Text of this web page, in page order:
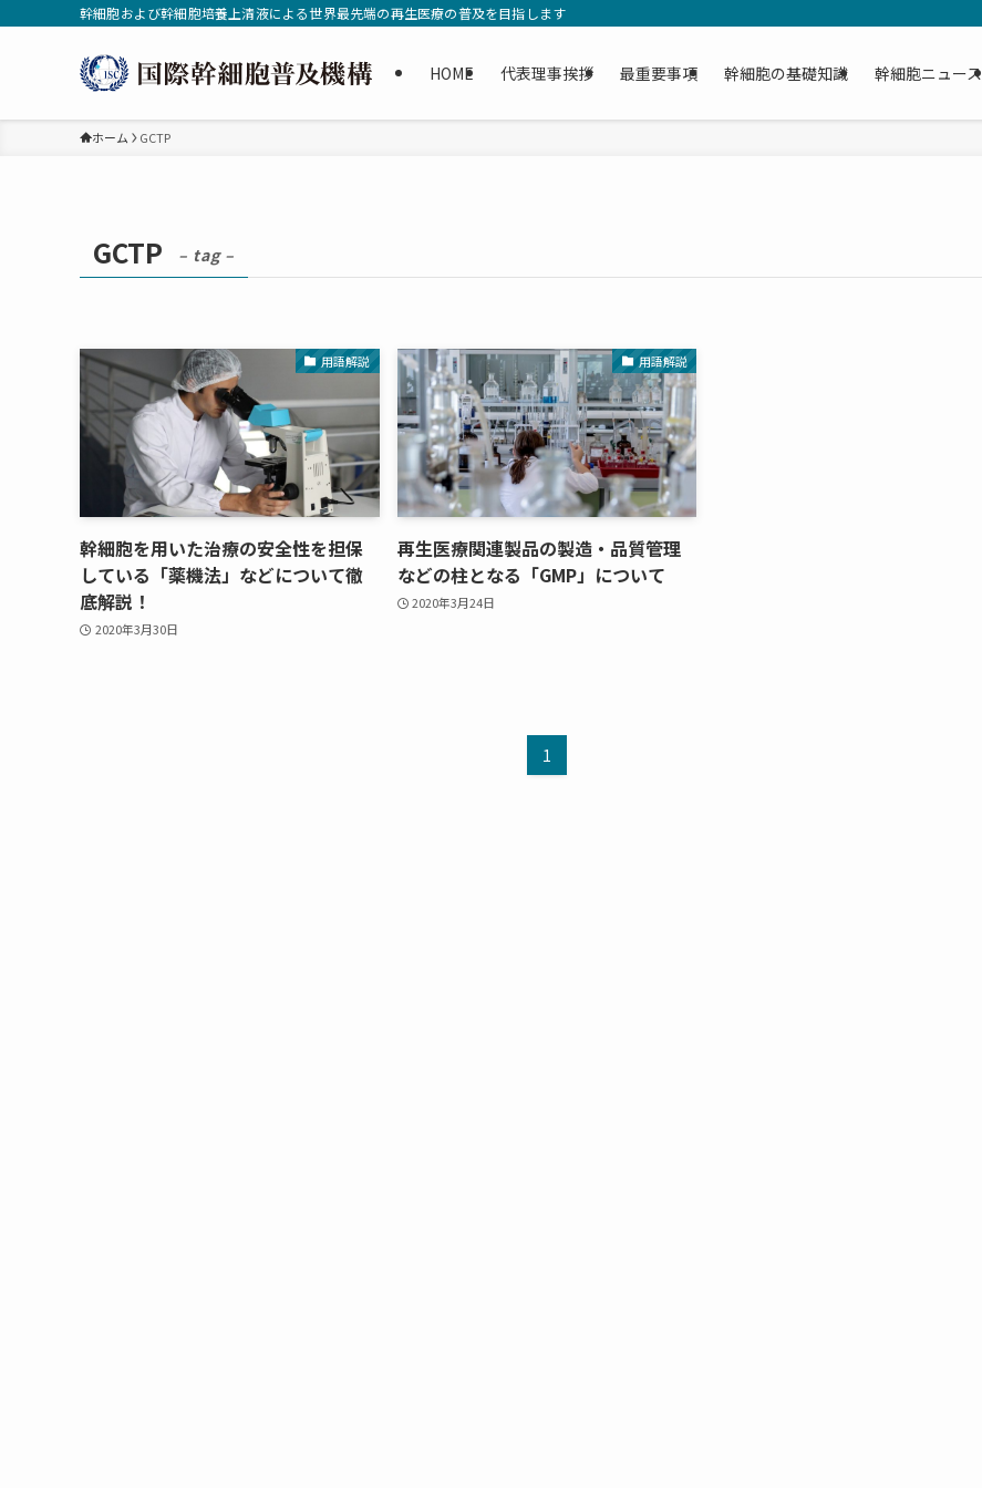
幹細胞および幹細胞培養上清液による世界最先端の再生医療の普及を目指します
HOME 代表理事挨拶 最重要事項 幹細胞の基礎知識 幹細胞ニュース
ホーム GCTP
GCTP – tag –
用語解説
幹細胞を用いた治療の安全性を担保
している「薬機法」などについて徹
底解説！
2020年3月30日
用語解説
再生医療関連製品の製造・品質管理
などの柱となる「GMP」について
2020年3月24日
1